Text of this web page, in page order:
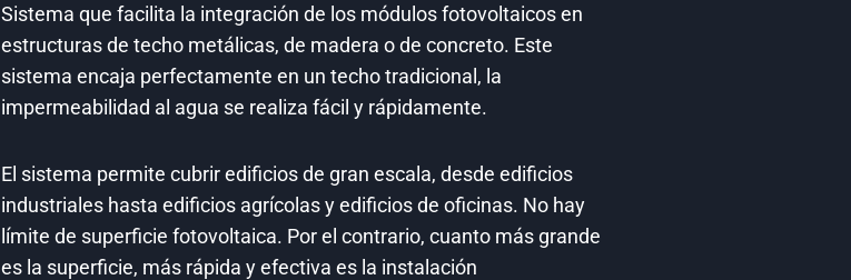
Sistema que facilita la integración de los módulos fotovoltaicos en
estructuras de techo metálicas, de madera o de concreto. Este
sistema encaja perfectamente en un techo tradicional, la
impermeabilidad al agua se realiza fácil y rápidamente.
El sistema permite cubrir edificios de gran escala, desde edificios
industriales hasta edificios agrícolas y edificios de oficinas. No hay
límite de superficie fotovoltaica. Por el contrario, cuanto más grande
es la superficie, más rápida y efectiva es la instalación